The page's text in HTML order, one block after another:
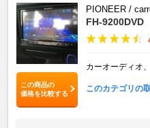
この商品の
価格を比較する
PIONEER /
FH-9200DVD
カーオーディオ
このカテゴリの